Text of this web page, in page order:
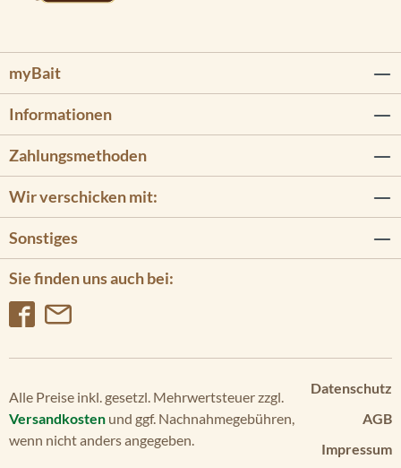
myBait
Informationen
Sie finden uns auch bei:
Zahlungsmethoden
Wir verschicken mit:
Sonstiges
Datenschutz
AGB
Impressum
Alle Preise inkl. gesetzl. Mehrwertsteuer zzgl.
Versandkosten und ggf. Nachnahmegebühren,
wenn nicht anders angegeben.